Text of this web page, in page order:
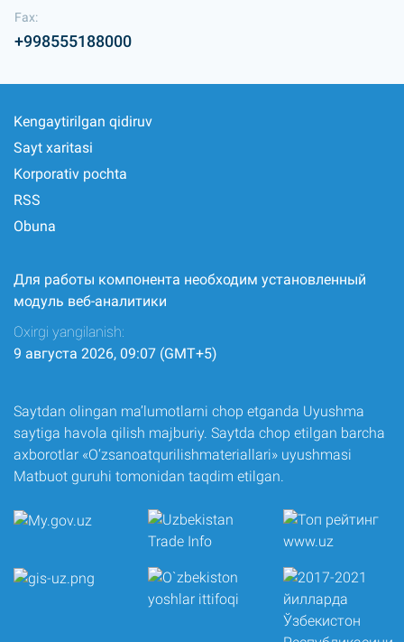
Fax:
+998555188000
Kengaytirilgan qidiruv
Sayt xaritasi
Korporativ pochta
RSS
Obuna
Для работы компонента необходим установленный
модуль веб-аналитики
Oxirgi yangilanish:
9 августа 2026, 09:07 (GMT+5)
Saytdan olingan ma’lumotlarni chop etganda Uyushma
saytiga havola qilish majburiy. Saytda chop etilgan barcha
axborotlar «O‘zsanoatqurilishmateriallari» uyushmasi
Matbuot guruhi tomonidan taqdim etilgan.